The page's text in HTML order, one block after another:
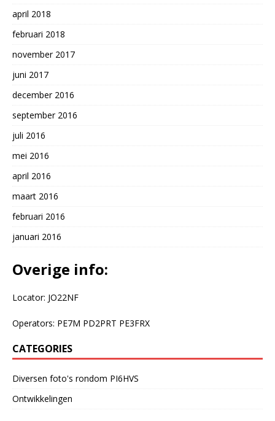
april 2018
februari 2018
november 2017
juni 2017
december 2016
september 2016
juli 2016
mei 2016
april 2016
maart 2016
februari 2016
januari 2016
Overige info:
Locator: JO22NF
Operators: PE7M PD2PRT PE3FRX
CATEGORIES
Diversen foto's rondom PI6HVS
Ontwikkelingen